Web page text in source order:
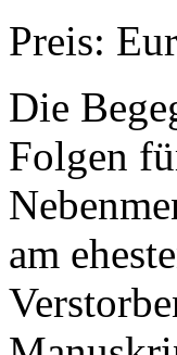
Preis:
Die
Folgen
am